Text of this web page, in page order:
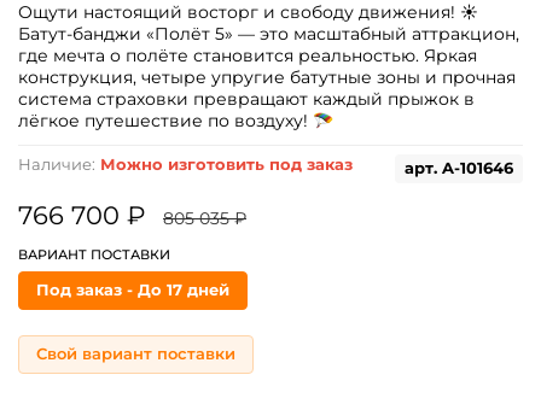
арт. A-101646
Наличие: Можно изготовить под заказ
766 700 ₽ 805 035 ₽
ВАРИАНТ ПОСТАВКИ
Под заказ - До 17 дней
Свой вариант поставки
Ощути настоящий восторг и свободу движения! ☀️
Батут-банджи «Полёт 5» — это масштабный аттракцион,
где мечта о полёте становится реальностью. Яркая
конструкция, четыре упругие батутные зоны и прочная
система страховки превращают каждый прыжок в
лёгкое путешествие по воздуху! 🪂